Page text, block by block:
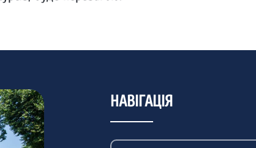
НАВІГАЦІЯ